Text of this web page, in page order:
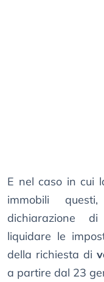
E nel caso in cui
immobili
dichiarazione
liquidare le
della richiesta di
a partire dal 23